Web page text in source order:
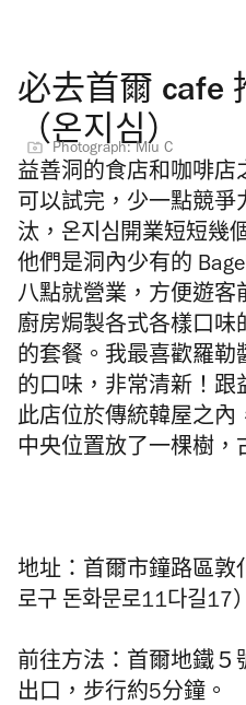
必去首爾 cafe
（온지심）
Photograph: Miu C
益善洞的食店和咖啡店
可以試完，少一點競爭
汰，온지심開業短短幾
他們是洞內少有的
八點就營業，方便遊客
廚房焗製各式各樣口味
的套餐。我最喜歡羅勒
的口味，非常清新！跟
此店位於傳統韓屋之內
中央位置放了一棵樹，
地址：首爾市鐘路區敦
로구 돈화문로11다길17）
前往方法：首爾地鐵５
出口，步行約5分鐘 。